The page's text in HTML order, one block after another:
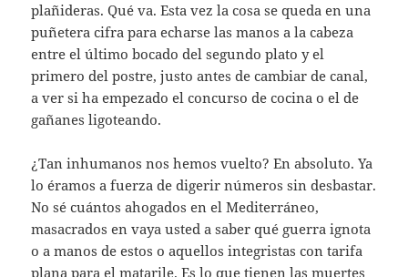
plañideras. Qué va. Esta vez la cosa se queda en una
puñetera cifra para echarse las manos a la cabeza
entre el último bocado del segundo plato y el
primero del postre, justo antes de cambiar de canal,
a ver si ha empezado el concurso de cocina o el de
gañanes ligoteando.
¿Tan inhumanos nos hemos vuelto? En absoluto. Ya
lo éramos a fuerza de digerir números sin desbastar.
No sé cuántos ahogados en el Mediterráneo,
masacrados en vaya usted a saber qué guerra ignota
o a manos de estos o aquellos integristas con tarifa
plana para el matarile. Es lo que tienen las muertes